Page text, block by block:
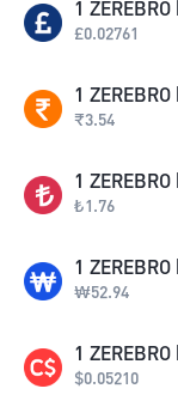
1 ZEREBRO
£0.02761
1 ZEREBRO
₹3.54
1 ZEREBRO
₺1.76
1 ZEREBRO
₩52.94
1 ZEREBRO
$0.05210